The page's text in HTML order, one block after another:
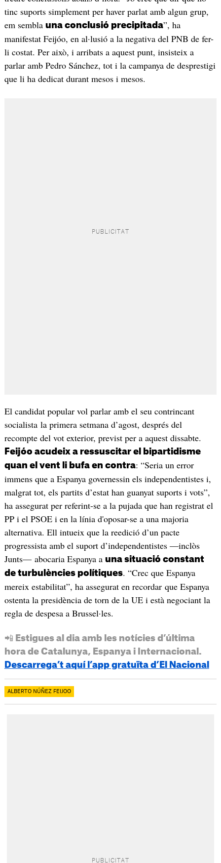
tinc suports simplement per haver parlat amb algun grup,
em sembla una conclusió precipitada”, ha
manifestat Feijóo, en al·lusió a la negativa del PNB de fer-
li costat. Per això, i arribats a aquest punt, insisteix a
parlar amb Pedro Sánchez, tot i la campanya de desprestigi
que li ha dedicat durant mesos i mesos.
El candidat popular vol parlar amb el seu contrincant
socialista la primera setmana d’agost, després del
recompte del vot exterior, previst per a aquest dissabte.
Feijóo acudeix a ressuscitar el bipartidisme
quan el vent li bufa en contra: “Seria un error
immens que a Espanya governessin els independentistes i,
malgrat tot, els partits d’estat han guanyat suports i vots”,
ha assegurat per referint-se a la pujada que han registrat el
PP i el PSOE i en la línia d'oposar-se a una majoria
alternativa. Ell intueix que la reedició d’un pacte
progressista amb el suport d’independentistes —inclòs
Junts— abocaria Espanya a una situació constant
de turbulències polítiques. “Crec que Espanya
mereix estabilitat”, ha assegurat en recordar que Espanya
ostenta la presidència de torn de la UE i està negociant la
regla de despesa a Brussel·les.
📲 Estigues al dia amb les notícies d’última
hora de Catalunya, Espanya i Internacional.
Descarrega’t aquí l’app gratuïta d’El Nacional
ALBERTO NÚÑEZ FEIJOO